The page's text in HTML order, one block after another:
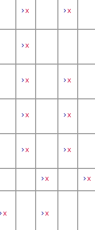
x x
x
x x
x x
x x
x x
x x